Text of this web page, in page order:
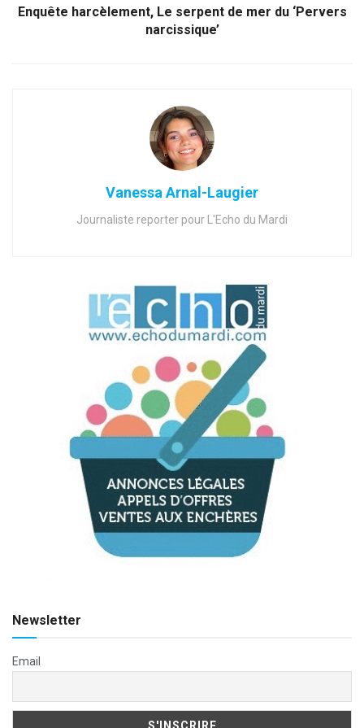
Enquête harcèlement, Le serpent de mer du ‘Pervers
narcissique’
Vanessa Arnal-Laugier
Journaliste reporter pour L'Echo du Mardi
Newsletter
Email